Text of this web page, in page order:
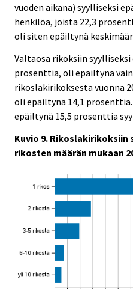
vuoden aikana) syylliseksi
henkilöä, joista 22,3
oli siten epäiltynä
Valtaosa rikoksiin
prosenttia, oli epäiltynä
rikoslakirikoksesta vuonna
oli epäiltynä 14,1
epäiltynä 15,5 prosenttia
Kuvio 9.
rikosten määrän mukaan